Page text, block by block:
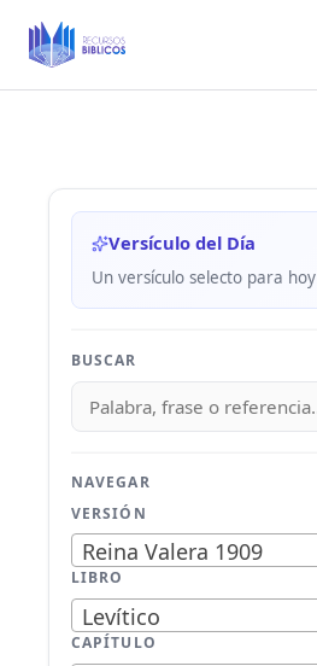
Versículo del Día
Un versículo selecto para hoy
BUSCAR
NAVEGAR
VERSIÓN
Reina Valera 1909
LIBRO
Levítico
CAPÍTULO